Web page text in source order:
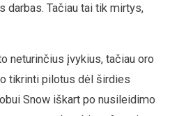
darbas. Tačiau tai tik mirtys,
neturinčius įvykius, tačiau oro
tikrinti pilotus dėl širdies
Snow iškart po nusileidimo